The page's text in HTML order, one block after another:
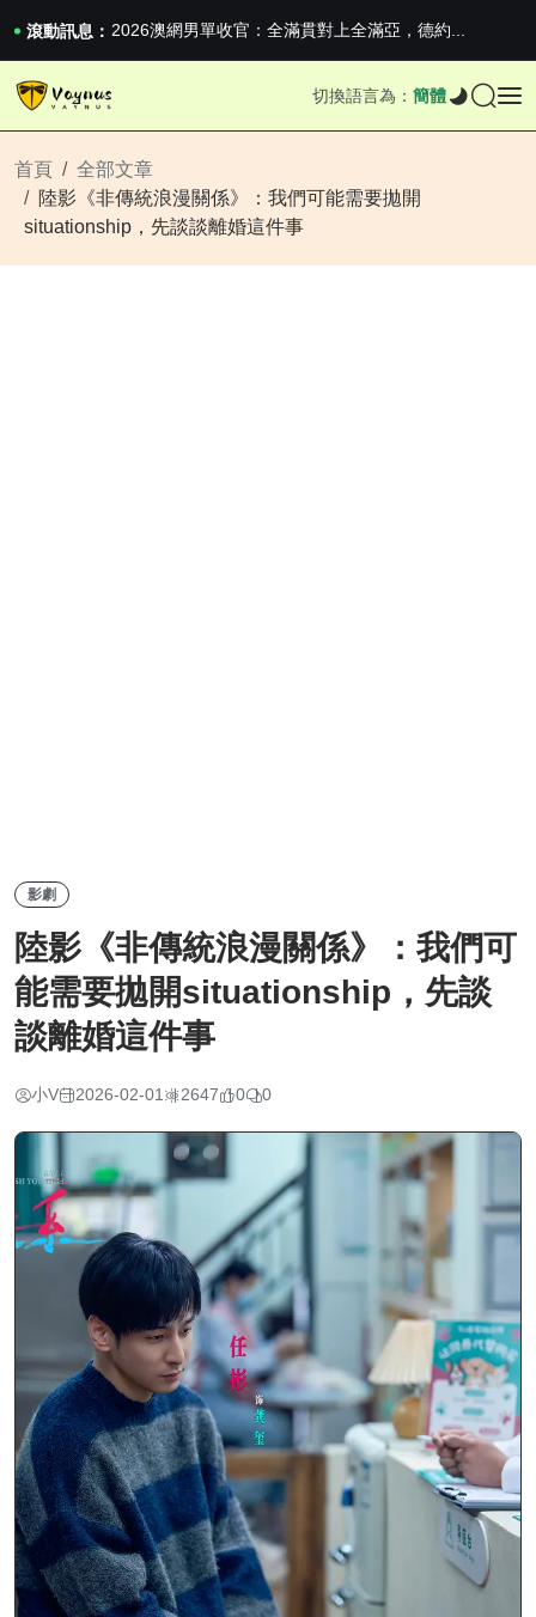
滾動訊息： 2026澳網男單收官：全滿貫對上全滿亞，德約...
《巔峰守衛 Highguard》正式上線，官...
iPhone 16e 釋出，蘋果你不要太離譜
iPhone 16e 釋出，蘋果你不要太離譜
切換語言為： 簡體
首頁
全部文章
陸影《非傳統浪漫關係》：我們可能需要拋開
situationship，先談談離婚這件事
影劇
陸影《非傳統浪漫關係》：我們可
能需要拋開situationship，先談
談離婚這件事
小V 2026-02-01 2647 0 0